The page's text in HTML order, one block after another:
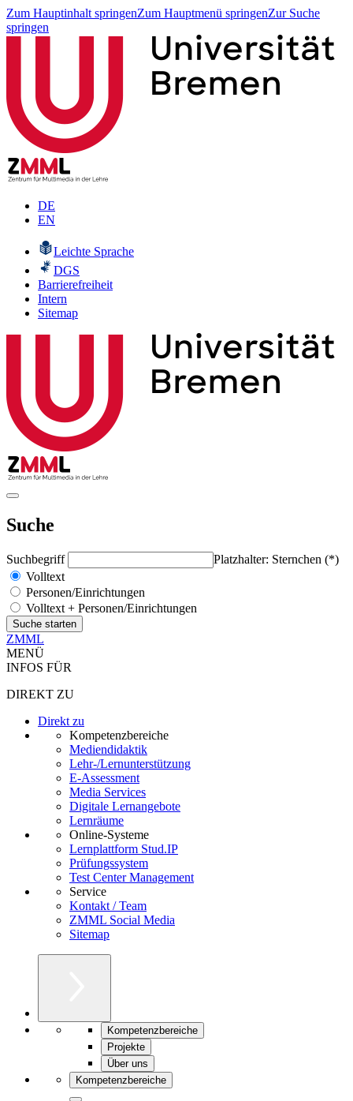
Zum Hauptinhalt springenZum Hauptmenü springenZur Suche
springen
DE
EN
Leichte Sprache
DGS
Barrierefreiheit
Intern
Sitemap
Suche
Suchbegriff
Platzhalter: Sternchen (*)
Volltext
Personen/Einrichtungen
Volltext + Personen/Einrichtungen
ZMML
MENÜ
INFOS FÜR
DIREKT ZU
Direkt zu
Kompetenzbereiche
Mediendidaktik
Lehr-/Lernunterstützung
E-Assessment
Media Services
Digitale Lernangebote
Lernräume
Online-Systeme
Lernplattform Stud.IP
Prüfungssystem
Test Center Management
Service
Kontakt / Team
ZMML Social Media
Sitemap
Kompetenzbereiche
Projekte
Über uns
Kompetenzbereiche